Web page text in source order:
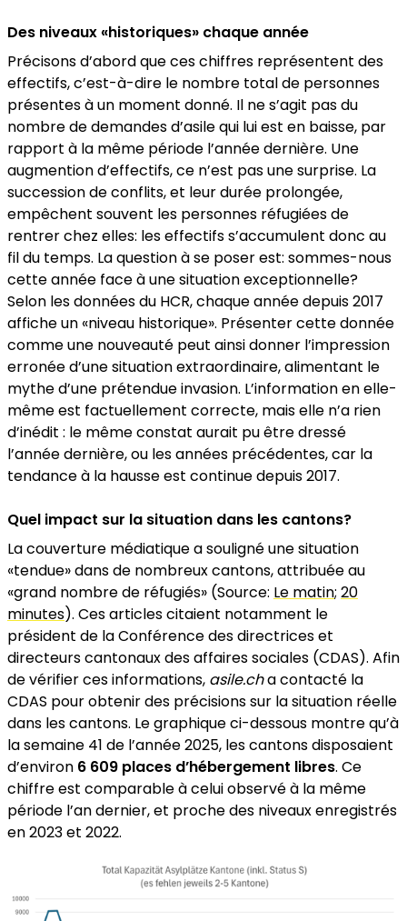
Des niveaux «historiques» chaque année
Précisons d’abord que ces chiffres représentent des
effectifs, c’est-à-dire le nombre total de personnes
présentes à un moment donné. Il ne s’agit pas du
nombre de demandes d’asile qui lui est en baisse, par
rapport à la même période l’année dernière. Une
augmention d’effectifs, ce n’est pas une surprise. La
succession de conflits, et leur durée prolongée,
empêchent souvent les personnes réfugiées de
rentrer chez elles: les effectifs s’accumulent donc au
fil du temps. La question à se poser est: sommes-nous
cette année face à une situation exceptionnelle?
Selon les données du HCR, chaque année depuis 2017
affiche un «niveau historique». Présenter cette donnée
comme une nouveauté peut ainsi donner l’impression
erronée d’une situation extraordinaire, alimentant le
mythe d’une prétendue invasion. L’information en elle-
même est factuellement correcte, mais elle n’a rien
d’inédit : le même constat aurait pu être dressé
l’année dernière, ou les années précédentes, car la
tendance à la hausse est continue depuis 2017.
Quel impact sur la situation dans les cantons?
La couverture médiatique a souligné une situation
«tendue» dans de nombreux cantons, attribuée au
«grand nombre de réfugiés» (Source: Le matin; 20
minutes). Ces articles citaient notamment le
président de la Conférence des directrices et
directeurs cantonaux des affaires sociales (CDAS). Afin
de vérifier ces informations, asile.cha contacté la
CDAS pour obtenir des précisions sur la situation réelle
dans les cantons. Le graphique ci-dessous montre qu’à
la semaine 41 de l’année 2025, les cantons disposaient
d’environ 6 609 places d’hébergement libres. Ce
chiffre est comparable à celui observé à la même
période l’an dernier, et proche des niveaux enregistrés
en 2023 et 2022.